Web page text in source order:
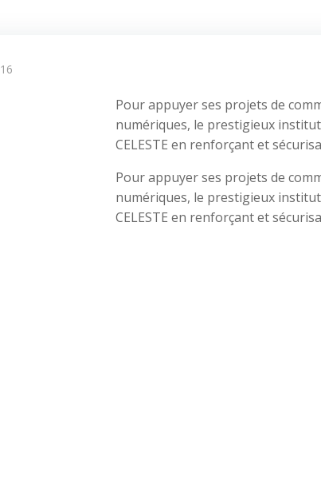
Pour appuyer ses projets de
numériques, le prestigieux
CELESTE en renforçant et
Pour appuyer ses projets de
numériques, le prestigieux
CELESTE en renforçant et